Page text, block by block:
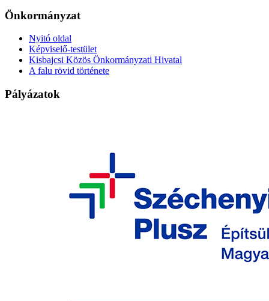
Önkormányzat
Nyitó oldal
Képviselő-testület
Kisbajcsi Közös Önkormányzati Hivatal
A falu rövid története
Pályázatok